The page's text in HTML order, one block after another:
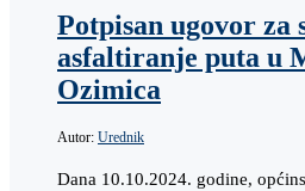
Potpisan ugovor za
asfaltiranje puta u
Ozimica
Autor: Urednik
Dana 10.10.2024. godine,